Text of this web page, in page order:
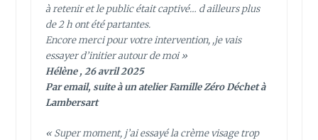
à retenir et le public était captivé… d ailleurs plus
de 2 h ont été partantes.
Encore merci pour votre intervention, ,je vais
essayer d’initier autour de moi »
Hélène , 26 avril 2025
Par email, suite à un atelier Famille Zéro Déchet à
Lambersart
« Super moment, j’ai essayé la crème visage trop